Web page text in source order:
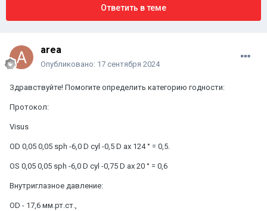
Ответить в теме
area
Опубликовано: 17 сентября 2024
Здравствуйте! Помогите определить категорию годности:
Протокол:
Visus
OD 0,05 0,05 sph -6,0 D cyl -0,5 D ax 124 ° = 0,5.
OS 0,05 0,05 sph -6,0 D cyl -0,75 D ax 20 ° = 0,6
Внутриглазное давление:
OD - 17,6 мм.рт.ст.,